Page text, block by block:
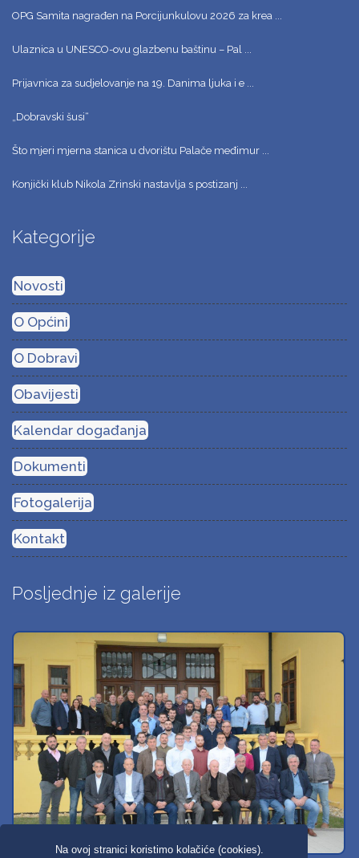
Na ovoj stranici koristimo kolačiće (cookies).
OPG Samita nagrađen na Porcijunkulovu 2026 za krea ...
Ulaznica u UNESCO-ovu glazbenu baštinu – Pal ...
Prijavnica za sudjelovanje na 19. Danima ljuka i e ...
„Dobravski šusi“
Što mjeri mjerna stanica u dvorištu Palače međimur ...
Konjički klub Nikola Zrinski nastavlja s postizanj ...
Kategorije
Novosti
O Općini
O Dobravi
Obavijesti
Kalendar događanja
Dokumenti
Fotogalerija
Kontakt
Posljednje iz galerije